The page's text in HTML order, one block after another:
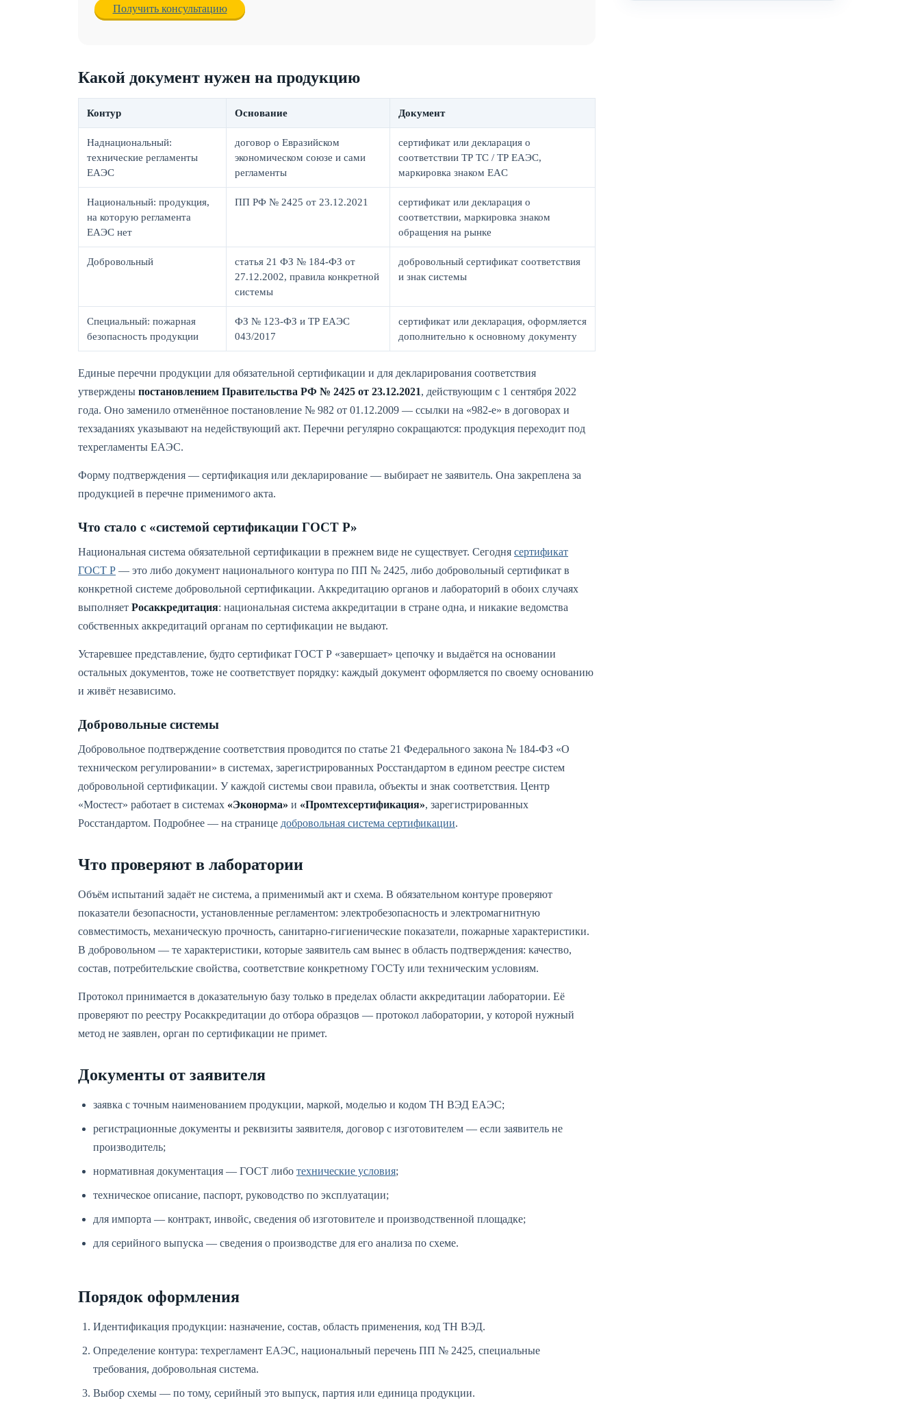
Получить консультацию
Какой документ нужен на продукцию
Контур Основание Документ
Наднациональный:
технические регламенты
ЕАЭС
договор о Евразийском
экономическом союзе и сами
регламенты
сертификат или декларация о
соответствии ТР ТС / ТР ЕАЭС,
маркировка знаком EAC
Национальный: продукция,
на которую регламента
ЕАЭС нет
ПП РФ № 2425 от 23.12.2021
сертификат или декларация о
соответствии, маркировка знаком
обращения на рынке
Добровольный
статья 21 ФЗ № 184-ФЗ от
27.12.2002, правила конкретной
системы
добровольный сертификат соответствия
и знак системы
Специальный: пожарная
безопасность продукции
ФЗ № 123-ФЗ и ТР ЕАЭС
043/2017
сертификат или декларация, оформляется
дополнительно к основному документу
Единые перечни продукции для обязательной сертификации и для декларирования соответствия
утверждены постановлением Правительства РФ № 2425 от 23.12.2021, действующим с 1 сентября 2022
года. Оно заменило отменённое постановление № 982 от 01.12.2009 — ссылки на «982-е» в договорах и
техзаданиях указывают на недействующий акт. Перечни регулярно сокращаются: продукция переходит под
техрегламенты ЕАЭС.
Форму подтверждения — сертификация или декларирование — выбирает не заявитель. Она закреплена за
продукцией в перечне применимого акта.
Что стало с «системой сертификации ГОСТ Р»
Национальная система обязательной сертификации в прежнем виде не существует. Сегодня сертификат
ГОСТ Р — это либо документ национального контура по ПП № 2425, либо добровольный сертификат в
конкретной системе добровольной сертификации. Аккредитацию органов и лабораторий в обоих случаях
выполняет Росаккредитация: национальная система аккредитации в стране одна, и никакие ведомства
собственных аккредитаций органам по сертификации не выдают.
Устаревшее представление, будто сертификат ГОСТ Р «завершает» цепочку и выдаётся на основании
остальных документов, тоже не соответствует порядку: каждый документ оформляется по своему основанию
и живёт независимо.
Добровольные системы
Добровольное подтверждение соответствия проводится по статье 21 Федерального закона № 184-ФЗ «О
техническом регулировании» в системах, зарегистрированных Росстандартом в едином реестре систем
добровольной сертификации. У каждой системы свои правила, объекты и знак соответствия. Центр
«Мостест» работает в системах «Эконорма» и «Промтехсертификация», зарегистрированных
Росстандартом. Подробнее — на странице добровольная система сертификации.
Что проверяют в лаборатории
Объём испытаний задаёт не система, а применимый акт и схема. В обязательном контуре проверяют
показатели безопасности, установленные регламентом: электробезопасность и электромагнитную
совместимость, механическую прочность, санитарно-гигиенические показатели, пожарные характеристики.
В добровольном — те характеристики, которые заявитель сам вынес в область подтверждения: качество,
состав, потребительские свойства, соответствие конкретному ГОСТу или техническим условиям.
Протокол принимается в доказательную базу только в пределах области аккредитации лаборатории. Её
проверяют по реестру Росаккредитации до отбора образцов — протокол лаборатории, у которой нужный
метод не заявлен, орган по сертификации не примет.
Документы от заявителя
заявка с точным наименованием продукции, маркой, моделью и кодом ТН ВЭД ЕАЭС;
регистрационные документы и реквизиты заявителя, договор с изготовителем — если заявитель не
производитель;
нормативная документация — ГОСТ либо технические условия;
техническое описание, паспорт, руководство по эксплуатации;
для импорта — контракт, инвойс, сведения об изготовителе и производственной площадке;
для серийного выпуска — сведения о производстве для его анализа по схеме.
Порядок оформления
Идентификация продукции: назначение, состав, область применения, код ТН ВЭД.
Определение контура: техрегламент ЕАЭС, национальный перечень ПП № 2425, специальные
требования, добровольная система.
Выбор схемы — по тому, серийный это выпуск, партия или единица продукции.